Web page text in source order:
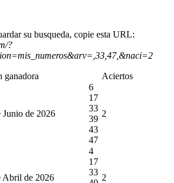
su busqueda, copie esta URL:
?
ganadora Aciertos
Junio de 2026
6
17
33
39
43
47
2
Abril de 2026
4
17
33
2